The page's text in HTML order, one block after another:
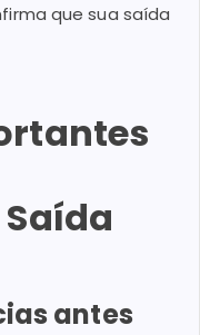
que sua saída
antes